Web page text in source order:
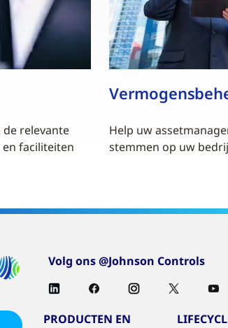
de relevante
faciliteiten
Help uw
stemmen op uw
Volg ons @Johnson Controls
PRODUCTEN EN